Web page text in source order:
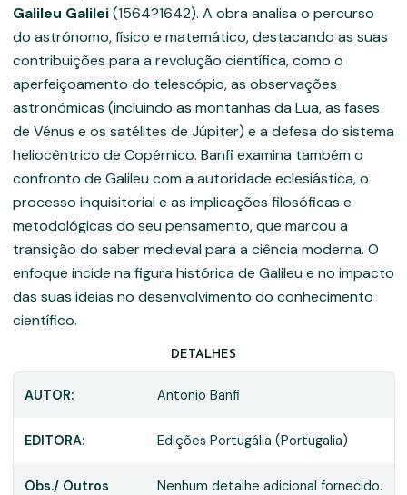
Galileu Galilei(1564?1642). A obra analisa o percurso
do astrónomo, físico e matemático, destacando as suas
contribuições para a revolução científica, como o
aperfeiçoamento do telescópio, as observações
astronómicas (incluindo as montanhas da Lua, as fases
de Vénus e os satélites de Júpiter) e a defesa do sistema
heliocêntrico de Copérnico. Banfi examina também o
confronto de Galileu com a autoridade eclesiástica, o
processo inquisitorial e as implicações filosóficas e
metodológicas do seu pensamento, que marcou a
transição do saber medieval para a ciência moderna. O
enfoque incide na figura histórica de Galileu e no impacto
das suas ideias no desenvolvimento do conhecimento
científico.
DETALHES
AUTOR: Antonio Banfi
EDITORA: Edições Portugália (Portugalia)
Obs./ Outros
Nenhum detalhe adicional fornecido.